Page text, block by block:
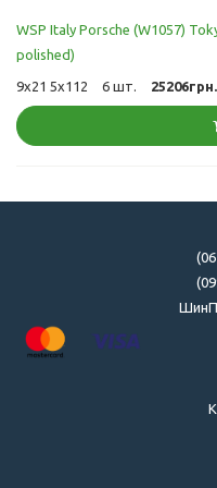
WSP Italy Porsche (W1057)
polished)
9x21 5x112 6 шт. 25206грн.